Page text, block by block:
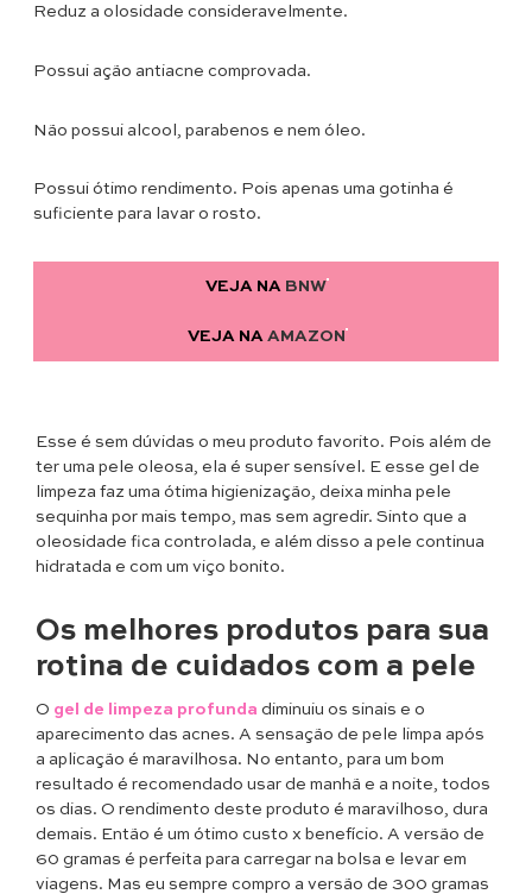
Reduz a olosidade consideravelmente.
Possui ação antiacne comprovada.
Não possui alcool, parabenos e nem óleo.
Possui ótimo rendimento. Pois apenas uma gotinha é
suficiente para lavar o rosto.
VEJA NA BNW
VEJA NA AMAZON
Esse é sem dúvidas o meu produto favorito. Pois além de
ter uma pele oleosa, ela é super sensível. E esse gel de
limpeza faz uma ótima higienização, deixa minha pele
sequinha por mais tempo, mas sem agredir. Sinto que a
oleosidade fica controlada, e além disso a pele continua
hidratada e com um viço bonito.
Os melhores produtos para sua
rotina de cuidados com a pele
O gel de limpeza profunda diminuiu os sinais e o
aparecimento das acnes. A sensação de pele limpa após
a aplicação é maravilhosa. No entanto, para um bom
resultado é recomendado usar de manhã e a noite, todos
os dias. O rendimento deste produto é maravilhoso, dura
demais. Então é um ótimo custo x benefício. A versão de
60 gramas é perfeita para carregar na bolsa e levar em
viagens. Mas eu sempre compro a versão de 300 gramas